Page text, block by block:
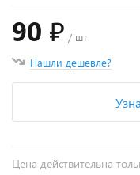
90 ₽ / шт
Нашли дешевле?
Цена действительна